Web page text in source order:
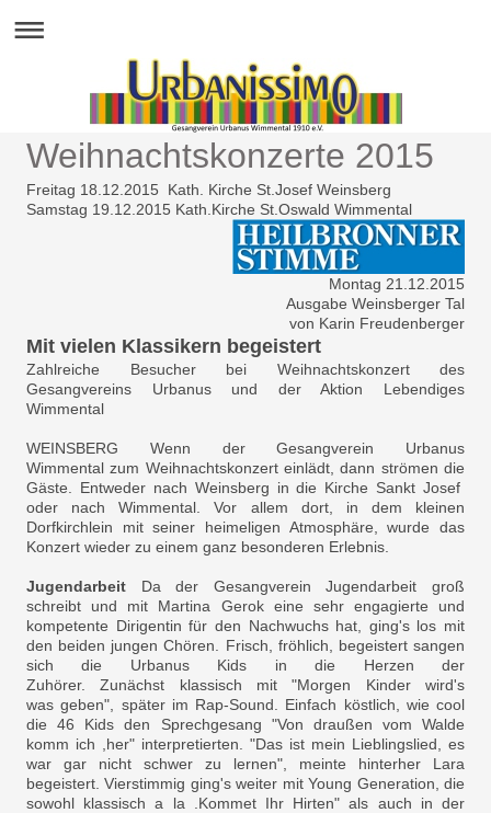
Weihnachtskonzerte 2015
Freitag 18.12.2015 Kath. Kirche St.Josef Weinsberg
Samstag 19.12.2015 Kath.Kirche St.Oswald Wimmental
Montag 21.12.2015
Ausgabe Weinsberger Tal
von Karin Freudenberger
Mit vielen Klassikern begeistert
Zahlreiche Besucher bei Weihnachtskonzert des
Gesangvereins Urbanus und der Aktion Lebendiges
Wimmental
WEINSBERG Wenn der Gesangverein Urbanus
Wimmental zum Weihnachtskonzert einlädt, dann strömen die
Gäste. Entweder nach Weinsberg in die Kirche Sankt Josef
oder nach Wimmental. Vor allem dort, in dem kleinen
Dorfkirchlein mit seiner heimeligen Atmosphäre, wurde das
Konzert wieder zu einem ganz besonderen Erlebnis.
Jugendarbeit Da der Gesangverein Jugendarbeit groß
schreibt und mit Martina Gerok eine sehr engagierte und
kompetente Dirigentin für den Nachwuchs hat, ging's los mit
den beiden jungen Chören. Frisch, fröhlich, begeistert sangen
sich die Urbanus Kids in die Herzen der
Zuhörer. Zunächst klassisch mit "Morgen Kinder wird's
was geben", später im Rap-Sound. Einfach köstlich, wie cool
die 46 Kids den Sprechgesang "Von draußen vom Walde
komm ich ,her" interpretierten. "Das ist mein Lieblingslied, es
war gar nicht schwer zu lernen", meinte hinterher Lara
begeistert. Vierstimmig ging's weiter mit Young Generation, die
sowohl klassisch a la .Kommet Ihr Hirten" als auch in der